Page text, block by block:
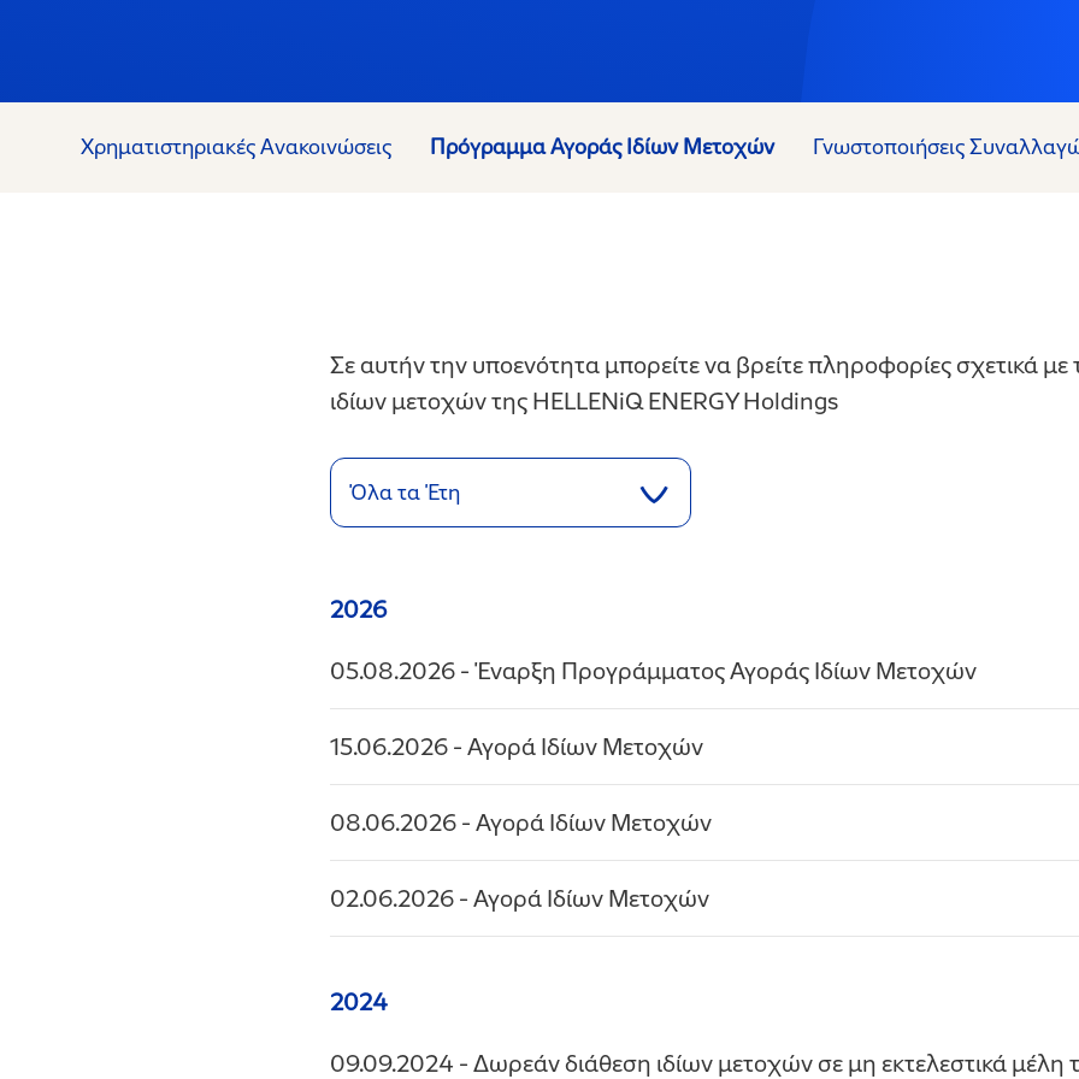
Χρηματιστηριακές Ανακοινώσεις Πρόγραμμα Αγοράς Ιδίων Μετοχών Γνωστοποιήσεις
Σε αυτήν την υποενότητα μπορείτε να βρείτε πληροφορίες σχετικά
ιδίων μετοχών της HELLENiQ ENERGY Holdings
Όλα τα Έτη
2026
05.08.2026- Έναρξη Προγράμματος Αγοράς Ιδίων Μετοχών
15.06.2026- Αγορά Ιδίων Μετοχών
08.06.2026- Αγορά Ιδίων Μετοχών
02.06.2026- Αγορά Ιδίων Μετοχών
2024
09.09.2024 - Δωρεάν διάθεση ιδίων μετοχών σε μη εκτελεστικά μέλη